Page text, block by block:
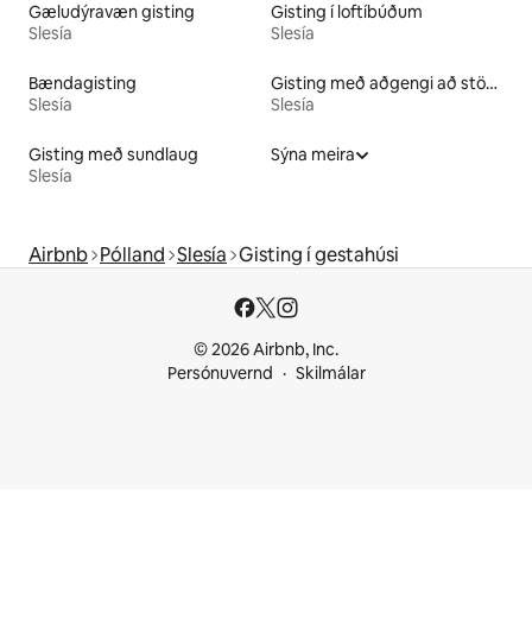
Gæludýravæn gisting
Slesía
Gisting í loftíbúðum
Slesía
Bændagisting
Slesía
Gisting með aðgengi að stöðuvatni
Slesía
Gisting með sundlaug
Slesía
Sýna meira
Airbnb Pólland Slesía Gisting í gestahúsi
© 2026 Airbnb, Inc.
Persónuvernd
Skilmálar